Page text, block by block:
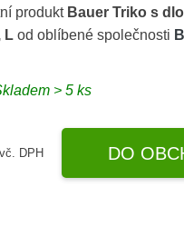
produkt Bauer Triko s
L od oblíbené společnosti
> 5 ks
vč. DPH DO